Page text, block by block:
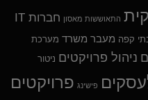
התאוששות מאסון חברות IT
קפה מעבר משרד מערכת
ניהול פרויקטים ניטור
פישינג פרויקטים